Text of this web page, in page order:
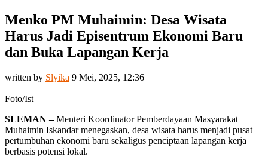
Menko PM Muhaimin: Desa Wisata
Harus Jadi Episentrum Ekonomi Baru
dan Buka Lapangan Kerja
written by Slyika 9 Mei, 2025, 12:36
Foto/Ist
SLEMAN –Menteri Koordinator Pemberdayaan Masyarakat
Muhaimin Iskandar menegaskan, desa wisata harus menjadi pusat
pertumbuhan ekonomi baru sekaligus penciptaan lapangan kerja
berbasis potensi lokal.